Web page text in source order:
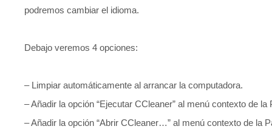
podremos cambiar el idioma.
Debajo veremos 4 opciones:
– Limpiar automáticamente al arrancar la computadora.
– Añadir la opción “Ejecutar CCleaner” al menú contexto de la
– Añadir la opción “Abrir CCleaner…” al menú contexto de la